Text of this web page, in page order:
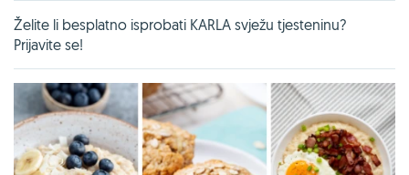
Želite li besplatno isprobati KARLA svježu tjesteninu?
Prijavite se!